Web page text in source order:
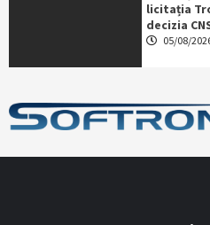
licitația
decizia
05/08/